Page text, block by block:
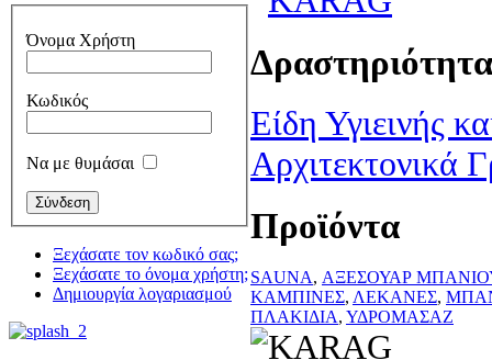
Όνομα Χρήστη
Κωδικός
Να με θυμάσαι
Ξεχάσατε τον κωδικό σας;
Ξεχάσατε το όνομα χρήστη;
Δημιουργία λογαριασμού
Δραστηριότητα
Είδη Υγιεινής
Αρχιτεκτονικά
Προϊόντα
SAUNA, ΑΞΕΣΟΥΑΡ
ΚΑΜΠΙΝΕΣ, ΛΕΚΑΝΕΣ,
ΠΛΑΚΙΔΙΑ, ΥΔΡΟΜΑΣΑΖ